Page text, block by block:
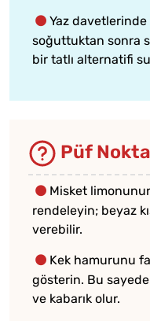
Yaz davetlerinde
soğuttuktan sonra
bir tatlı alternatifi
Püf
Misket
rendeleyin; beyaz
verebilir.
Kek hamurunu
gösterin. Bu
ve kabarık olur.